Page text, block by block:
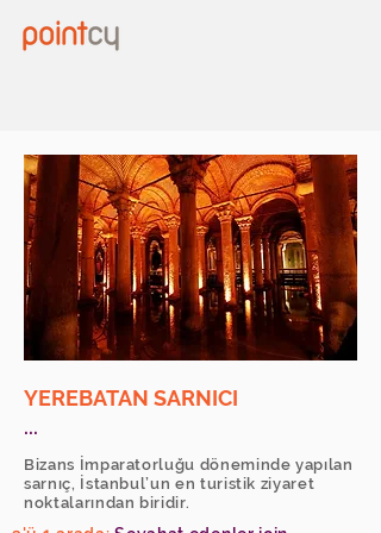
YEREBATAN SARNICI
...
Bizans İmparatorluğu döneminde yapılan
sarnıç, İstanbul’un en turistik ziyaret
noktalarından biridir.